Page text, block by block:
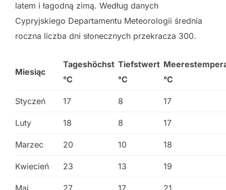
latem i łagodną zimą. Według danych
Cypryjskiego Departamentu Meteorologii średnia
roczna liczba dni słonecznych przekracza 300.
Miesiąc
Tageshöchst
°C
Tiefstwert
°C
°C
Styczeń 17 8 17
Luty 18 8 17
Marzec 20 10 18
Kwiecień 23 13 19